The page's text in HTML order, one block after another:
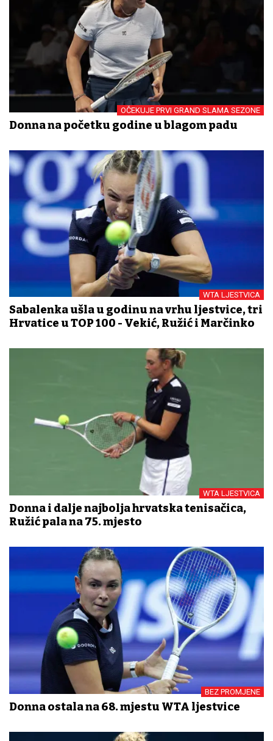
OČEKUJE PRVI GRAND SLAMA SEZONE
Donna na početku godine u blagom padu
WTA LJESTVICA
Sabalenka ušla u godinu na vrhu ljestvice, tri
Hrvatice u TOP 100 - Vekić, Ružić i Marčinko
WTA LJESTVICA
Donna i dalje najbolja hrvatska tenisačica,
Ružić pala na 75. mjesto
BEZ PROMJENE
Donna ostala na 68. mjestu WTA ljestvice